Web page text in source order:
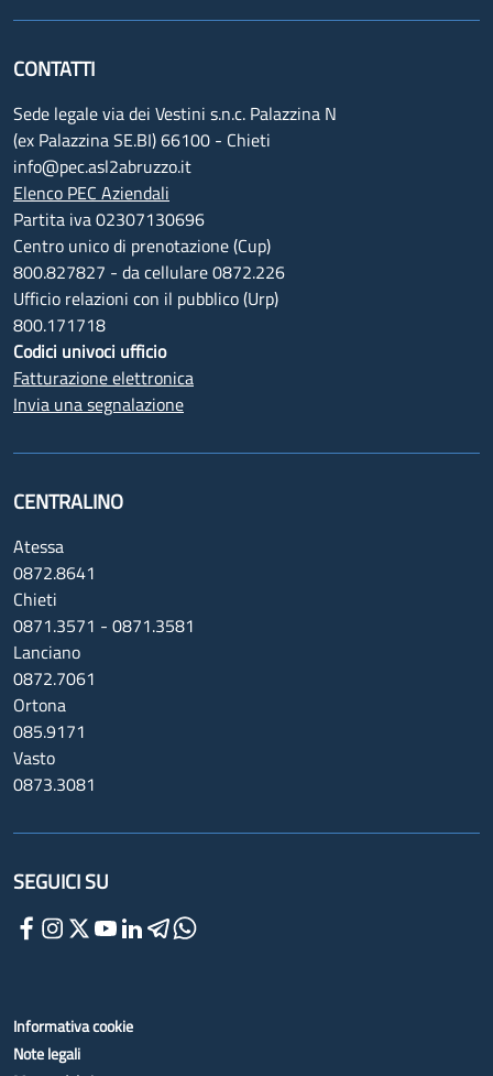
CONTATTI
Sede legale via dei Vestini s.n.c. Palazzina N
(ex Palazzina SE.BI) 66100 - Chieti
info@pec.asl2abruzzo.it
Elenco PEC Aziendali
Partita iva 02307130696
Centro unico di prenotazione (Cup)
800.827827 - da cellulare 0872.226
Ufficio relazioni con il pubblico (Urp)
800.171718
Codici univoci ufficio
Fatturazione elettronica
Invia una segnalazione
CENTRALINO
Atessa
0872.8641
Chieti
0871.3571 - 0871.3581
Lanciano
0872.7061
Ortona
085.9171
Vasto
0873.3081
SEGUICI SU
Informativa cookie
Note legali